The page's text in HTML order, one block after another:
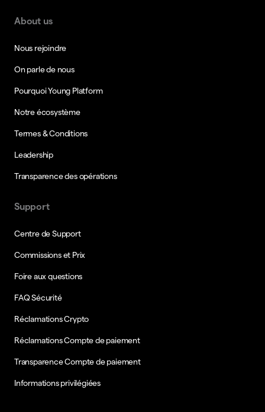
About us
Nous rejoindre
On parle de nous
Pourquoi Young Platform
Notre écosystème
Termes & Conditions
Leadership
Transparence des opérations
Support
Centre de Support
Commissions et Prix
Foire aux questions
FAQ Sécurité
Réclamations Crypto
Réclamations Compte de paiement
Transparence Compte de paiement
Informations privilégiées